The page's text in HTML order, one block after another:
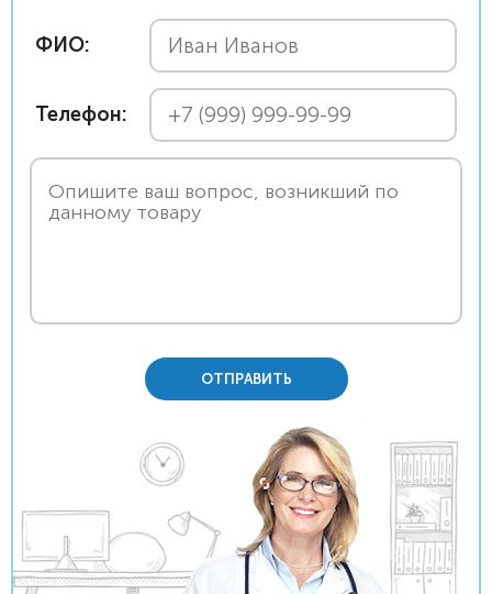
ФИО:
Телефон:
ОТПРАВИТЬ